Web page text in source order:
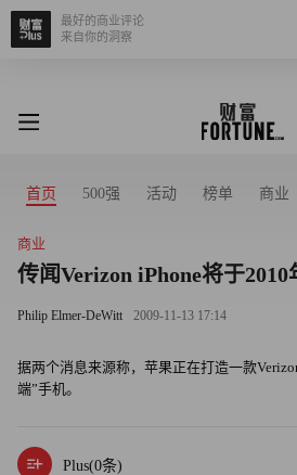
最好的商业评论
来自你的洞察
首页 500强 活动 榜单 商业
商业
传闻Verizon iPhone将于2010
Philip Elmer-DeWitt 2009-11-13 17:14
据两个消息来源称，苹果正在打造一款
端”手机。
Plus(0条)